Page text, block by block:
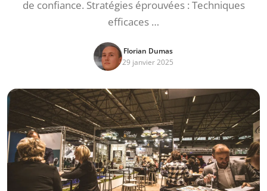
de confiance. Stratégies éprouvées : Techniques
efficaces …
Florian Dumas
29 janvier 2025